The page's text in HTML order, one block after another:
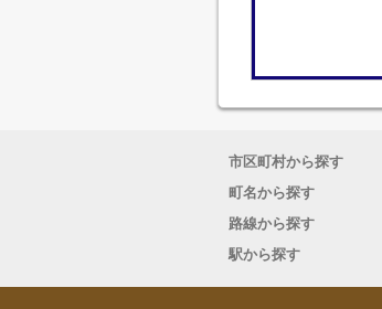
市区町村から探す
町名から探す
路線から探す
駅から探す